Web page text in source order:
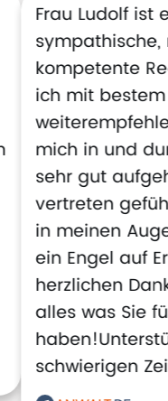
Frau Ludolf ist
kompetente
ich mit
mich in und
sehr gut
vertreten
in meinen
ein Engel auf
herzlichen
alles was Sie
schwierigen